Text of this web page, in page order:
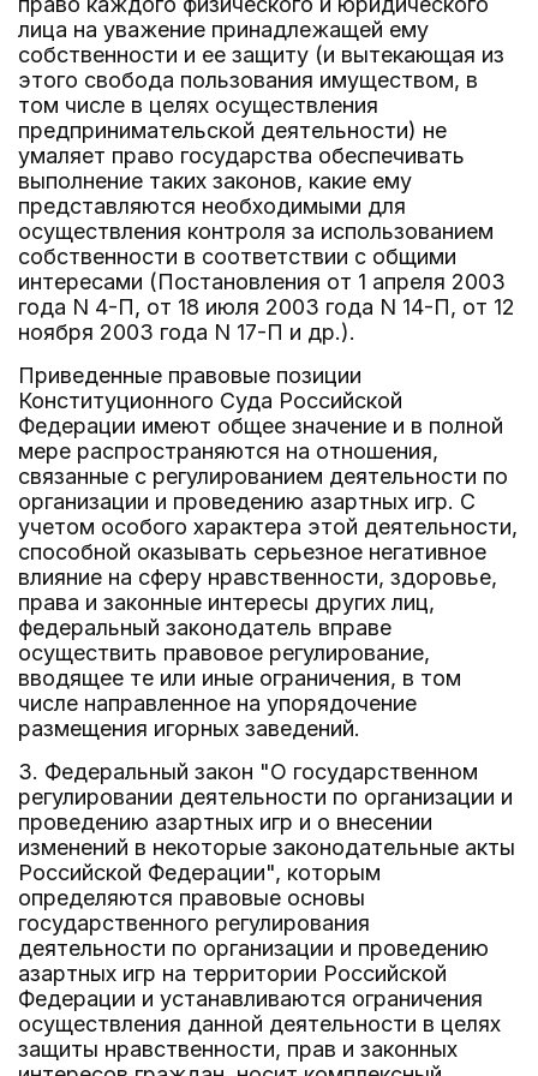
лица на уважение принадлежащей ему
собственности и ее защиту (и вытекающая из
этого свобода пользования имуществом, в
том числе в целях осуществления
предпринимательской деятельности) не
умаляет право государства обеспечивать
выполнение таких законов, какие ему
представляются необходимыми для
осуществления контроля за использованием
собственности в соответствии с общими
интересами (Постановления от 1 апреля 2003
года N 4-П, от 18 июля 2003 года N 14-П, от 12
ноября 2003 года N 17-П и др.).
Приведенные правовые позиции
Конституционного Суда Российской
Федерации имеют общее значение и в полной
мере распространяются на отношения,
связанные с регулированием деятельности по
организации и проведению азартных игр. С
учетом особого характера этой деятельности,
способной оказывать серьезное негативное
влияние на сферу нравственности, здоровье,
права и законные интересы других лиц,
федеральный законодатель вправе
осуществить правовое регулирование,
вводящее те или иные ограничения, в том
числе направленное на упорядочение
размещения игорных заведений.
3. Федеральный закон "О государственном
регулировании деятельности по организации и
проведению азартных игр и о внесении
изменений в некоторые законодательные акты
Российской Федерации", которым
определяются правовые основы
государственного регулирования
деятельности по организации и проведению
азартных игр на территории Российской
Федерации и устанавливаются ограничения
осуществления данной деятельности в целях
защиты нравственности, прав и законных